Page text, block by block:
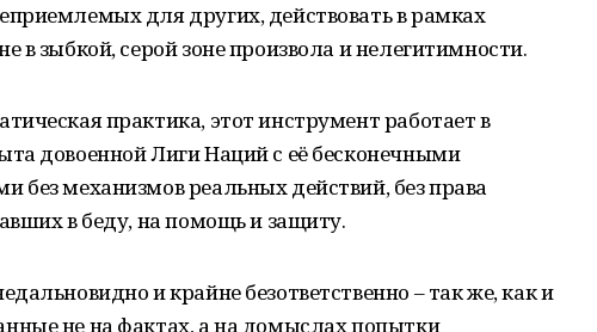
для других, действовать в рамках
в зыбкой, серой зоне произвола и нелегитимности.
практика, этот инструмент работает в
довоенной Лиги Наций с её бесконечными
без механизмов реальных действий, без права
в беду, на помощь и защиту.
и крайне безответственно – так же, как и
не на фактах, а на домыслах попытки